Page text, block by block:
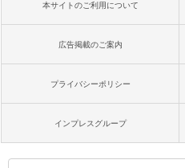
本サイトのご利用について
広告掲載のご案内
プライバシーポリシー
インプレスグループ